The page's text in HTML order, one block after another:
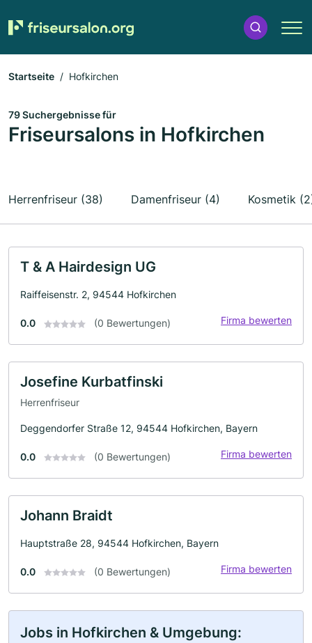
Startseite Hofkirchen
79 Suchergebnisse für
Friseursalons in Hofkirchen
Herrenfriseur (38) Damenfriseur (4) Kosmetik
T & A Hairdesign UG
Raiffeisenstr. 2, 94544 Hofkirchen
0.0 (0 Bewertungen) Firma bewerten
Josefine Kurbatfinski
Herrenfriseur
Deggendorfer Straße 12, 94544 Hofkirchen, Bayern
0.0 (0 Bewertungen) Firma bewerten
Johann Braidt
Hauptstraße 28, 94544 Hofkirchen, Bayern
0.0 (0 Bewertungen) Firma bewerten
Jobs in Hofkirchen & Umgebung: